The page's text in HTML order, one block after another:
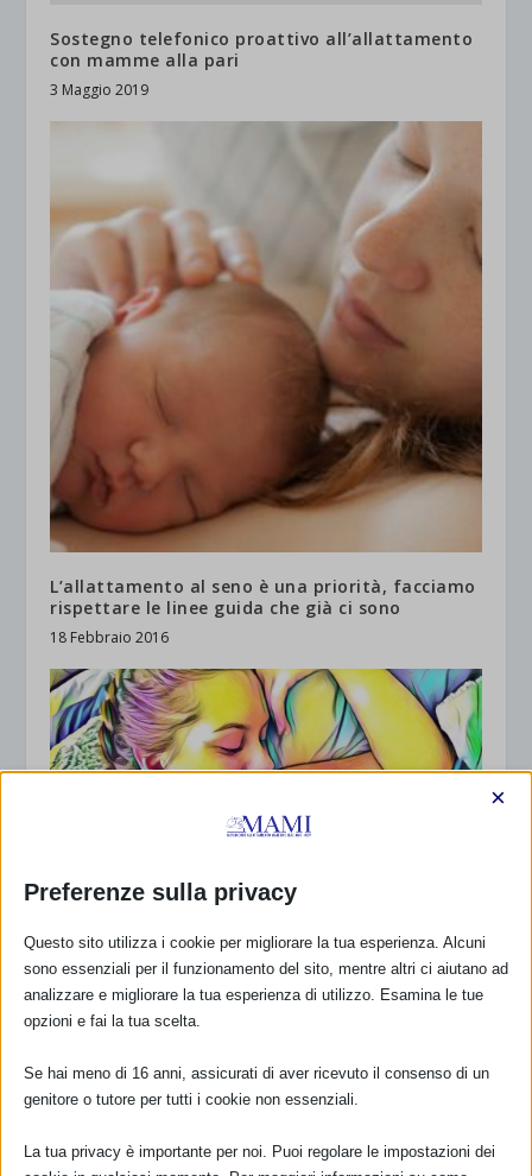
Sostegno telefonico proattivo all’allattamento
con mamme alla pari
3 Maggio 2019
L’allattamento al seno è una priorità, facciamo
rispettare le linee guida che già ci sono
18 Febbraio 2016
Sì al latte materno, anche col glifosato – ma
28 Maggio 2017
Preferenze sulla privacy
×
Questo sito utilizza i cookie per migliorare la tua esperienza. Alcuni
sono essenziali per il funzionamento del sito, mentre altri ci aiutano ad
analizzare e migliorare la tua esperienza di utilizzo. Esamina le tue
opzioni e fai la tua scelta.
Se hai meno di 16 anni, assicurati di aver ricevuto il consenso di un
genitore o tutore per tutti i cookie non essenziali.
La tua privacy è importante per noi. Puoi regolare le impostazioni dei